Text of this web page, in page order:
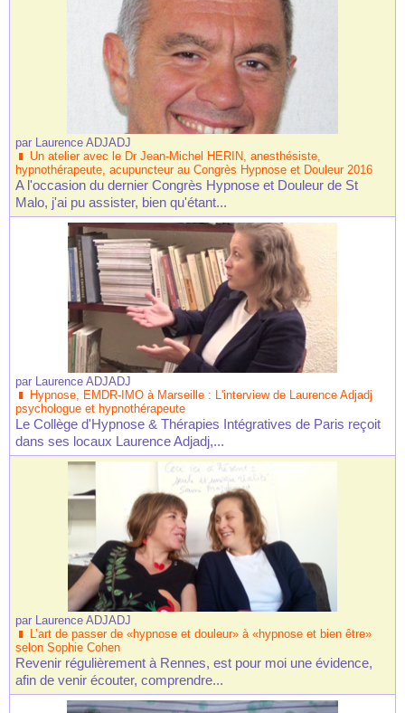
par Laurence ADJADJ
Un atelier avec le Dr Jean-Michel HERIN, anesthésiste,
hypnothérapeute, acupuncteur au Congrès Hypnose et Douleur 2016
A l'occasion du dernier Congrès Hypnose et Douleur de St
Malo, j'ai pu assister, bien qu'étant...
par Laurence ADJADJ
Hypnose, EMDR-IMO à Marseille : L'interview de Laurence Adjadj
psychologue et hypnothérapeute
Le Collège d'Hypnose & Thérapies Intégratives de Paris reçoit
dans ses locaux Laurence Adjadj,...
par Laurence ADJADJ
L’art de passer de «hypnose et douleur» à «hypnose et bien être»
selon Sophie Cohen
Revenir régulièrement à Rennes, est pour moi une évidence,
afin de venir écouter, comprendre...